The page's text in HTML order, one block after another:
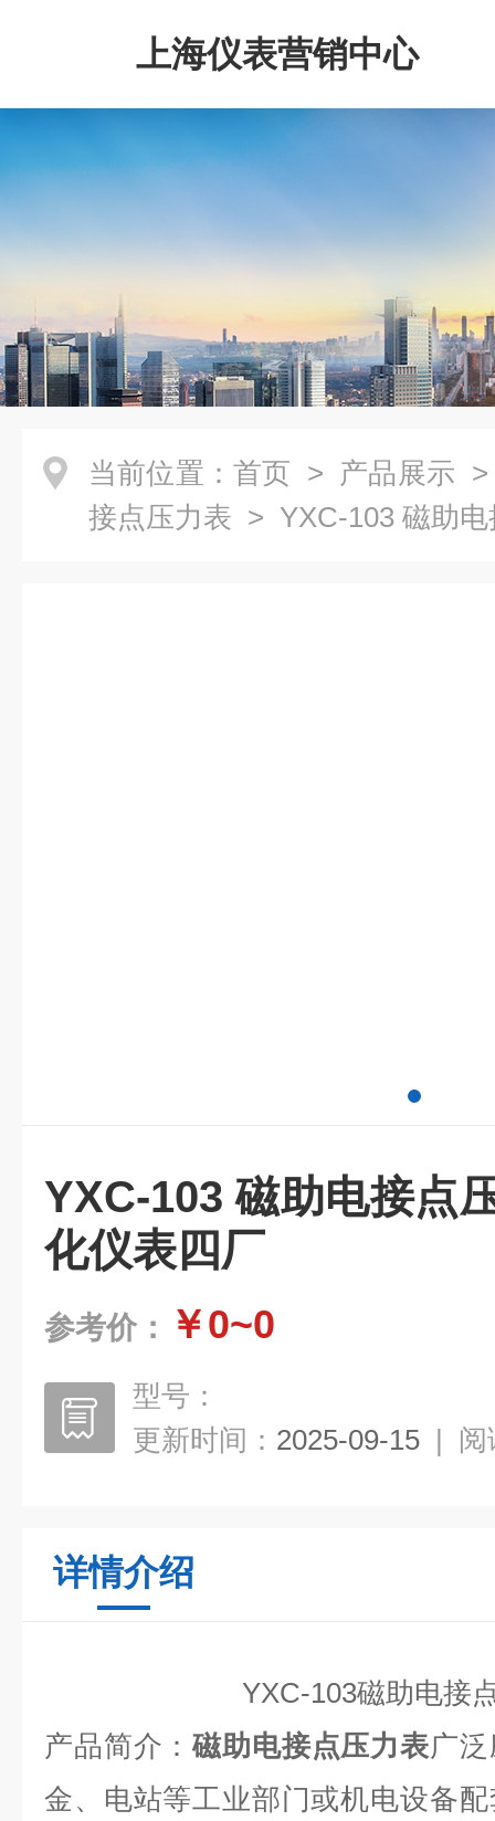
上海仪表营销中心
当前位置： 首页 > 产品展示
接点压力表 > YXC-103 磁助电接点
YXC-103 磁助电接点
化仪表四厂
参考价： ￥0~0
型号：
更新时间： 2025-09-15 | 阅
详情介绍
YXC-103磁助电接
产品简介 ：磁助电接点压力表广
金、电站等工业部门或机电设备